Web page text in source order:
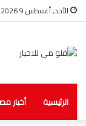
الأحد, أغسطس 9 2026
الرئيسية أخبار